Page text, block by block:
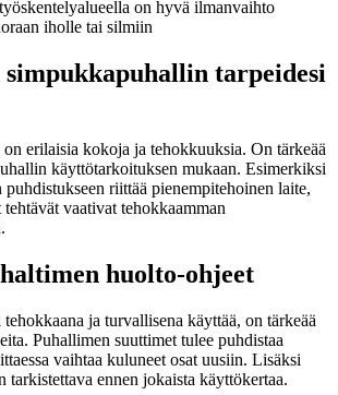
on hyvä ilmanvaihto
iholle tai silmiin
simpukkapuhallin tarpeidesi
erilaisia kokoja ja tehokkuuksia. On tärkeää
käyttötarkoituksen mukaan. Esimerkiksi
riittää pienempitehoinen laite,
tehtävät vaativat tehokkaamman
huolto-ohjeet
ja turvallisena käyttää, on tärkeää
Puhallimen suuttimet tulee puhdistaa
vaihtaa kuluneet osat uusiin. Lisäksi
tarkistettava ennen jokaista käyttökertaa.